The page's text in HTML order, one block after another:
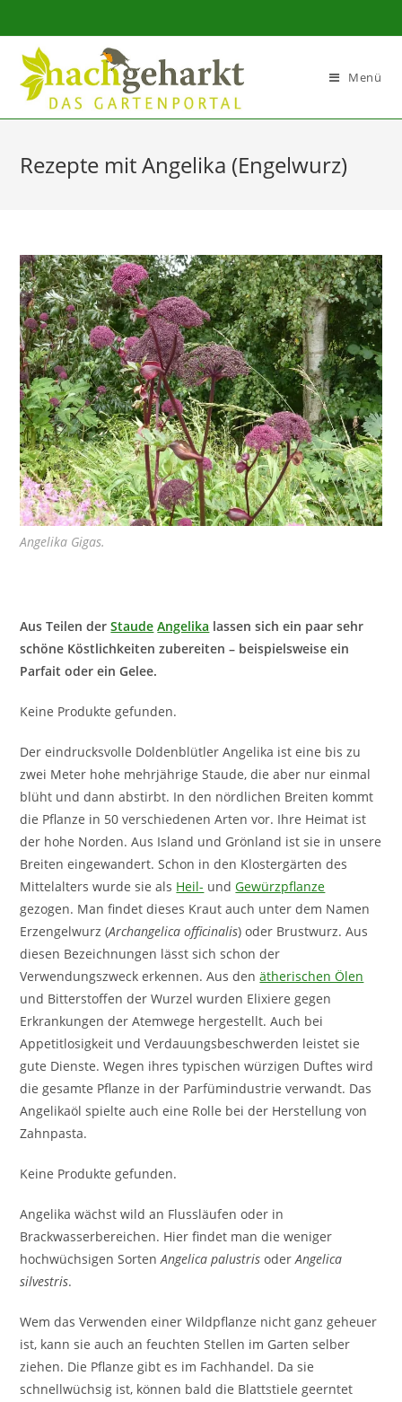
Sidebar-
Inhalt
Menü
Rezepte mit Angelika (Engelwurz)
Angelika Gigas.
Aus Teilen derStaude Angelika lassen sich ein paar sehr
schöne Köstlichkeiten zubereiten – beispielsweise ein
Parfait oder ein Gelee.
Keine Produkte gefunden.
Der eindrucksvolle Doldenblütler Angelika ist eine bis zu
zwei Meter hohe mehrjährige Staude, die aber nur einmal
blüht und dann abstirbt. In den nördlichen Breiten kommt
die Pflanze in 50 verschiedenen Arten vor. Ihre Heimat ist
der hohe Norden. Aus Island und Grönland ist sie in unsere
Breiten eingewandert. Schon in den Klostergärten des
Mittelalters wurde sie als Heil- undGewürzpflanze
gezogen. Man findet dieses Kraut auch unter dem Namen
Erzengelwurz (Archangelica officinalis) oder Brustwurz. Aus
diesen Bezeichnungen lässt sich schon der
Verwendungszweck erkennen. Aus denätherischen Ölen
und Bitterstoffen der Wurzel wurden Elixiere gegen
Erkrankungen der Atemwege hergestellt. Auch bei
Appetitlosigkeit und Verdauungsbeschwerden leistet sie
gute Dienste. Wegen ihres typischen würzigen Duftes wird
die gesamte Pflanze in der Parfümindustrie verwandt. Das
Angelikaöl spielte auch eine Rolle bei der Herstellung von
Zahnpasta.
Keine Produkte gefunden.
Angelika wächst wild an Flussläufen oder in
Brackwasserbereichen. Hier findet man die weniger
hochwüchsigen SortenAngelica palustrisoderAngelica
silvestris.
Wem das Verwenden einer Wildpflanze nicht ganz geheuer
ist, kann sie auch an feuchten Stellen im Garten selber
ziehen. Die Pflanze gibt es im Fachhandel. Da sie
schnellwüchsig ist, können bald die Blattstiele geerntet